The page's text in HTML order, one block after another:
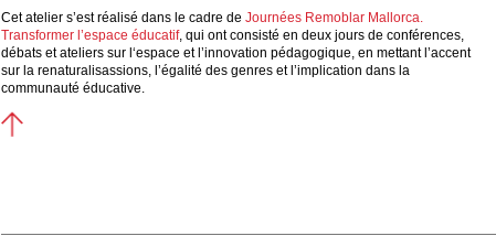
Cet atelier s’est réalisé dans le cadre de Journées Remoblar Mallorca.
Transformer l’espace éducatif, qui ont consisté en deux jours de conférences,
débats et ateliers sur l‘espace et l’innovation pédagogique, en mettant l’accent
sur la renaturalisassions, l’égalité des genres et l’implication dans la
communauté éducative.